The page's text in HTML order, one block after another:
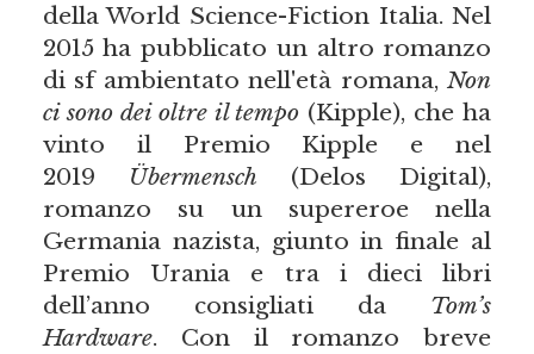
della World Science-Fiction Italia. Nel
2015 ha pubblicato un altro romanzo
di sf ambientato nell'età romana,Non
ci sono dei oltre il tempo (Kipple), che ha
vinto il Premio Kipple e nel
2019 Übermensch (Delos Digital),
romanzo su un supereroe nella
Germania nazista, giunto in finale al
Premio Urania e tra i dieci libri
dell’anno consigliati da Tom’s
Hardware. Con il romanzo breve